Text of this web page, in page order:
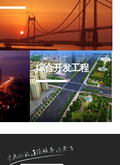
综合开发工程